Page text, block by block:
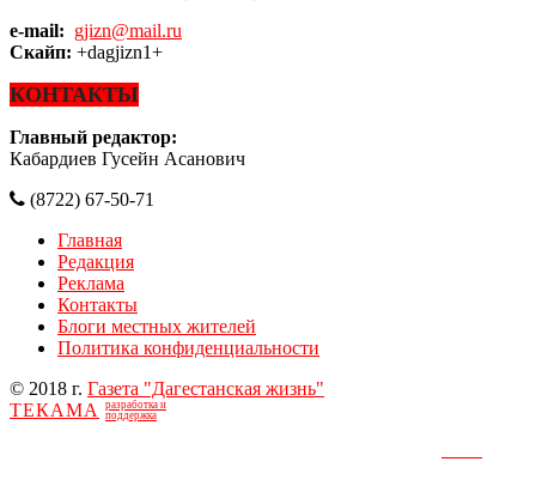
e-mail: gjizn@mail.ru
Скайп: +dagjizn1+
КОНТАКТЫ
Главный редактор:
Кабардиев Гусейн Асанович
(8722) 67-50-71
Главная
Редакция
Реклама
Контакты
Блоги местных жителей
Политика конфиденциальности
© 2018 г. Газета "Дагестанская жизнь"
ТЕКАМА
разработка и
поддержка